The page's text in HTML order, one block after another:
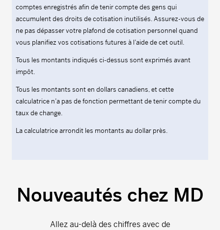
comptes enregistrés afin de tenir compte des gens qui
accumulent des droits de cotisation inutilisés. Assurez-vous de
ne pas dépasser votre plafond de cotisation personnel quand
vous planifiez vos cotisations futures à l’aide de cet outil.
Tous les montants indiqués ci-dessus sont exprimés avant
impôt.
Tous les montants sont en dollars canadiens, et cette
calculatrice n’a pas de fonction permettant de tenir compte du
taux de change.
La calculatrice arrondit les montants au dollar près.
Nouveautés chez MD
Allez au-delà des chiffres avec de